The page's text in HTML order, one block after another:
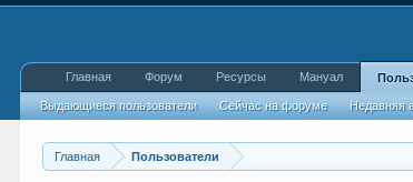
Главная Пользователи
Главная Форум Ресурсы Мануал
Выдающиеся пользователи Сейчас на форуме Недавняя